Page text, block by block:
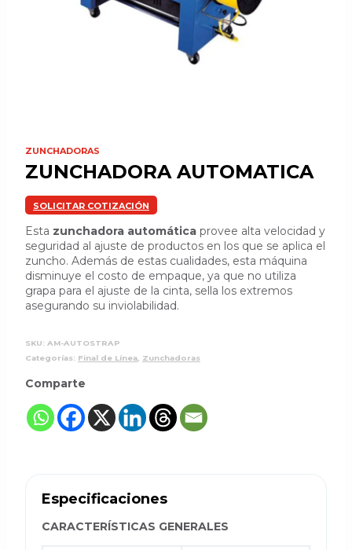
ZUNCHADORAS
ZUNCHADORA AUTOMATICA
SOLICITAR COTIZACIÓN
Esta zunchadora automática provee alta velocidad y
seguridad al ajuste de productos en los que se aplica el
zuncho. Además de estas cualidades, esta máquina
disminuye el costo de empaque, ya que no utiliza
grapa para el ajuste de la cinta, sella los extremos
asegurando su inviolabilidad.
SKU: AM-AUTOSTRAP
Categorías: Final de Línea, Zunchadoras
Comparte
Especificaciones
CARACTERÍSTICAS GENERALES